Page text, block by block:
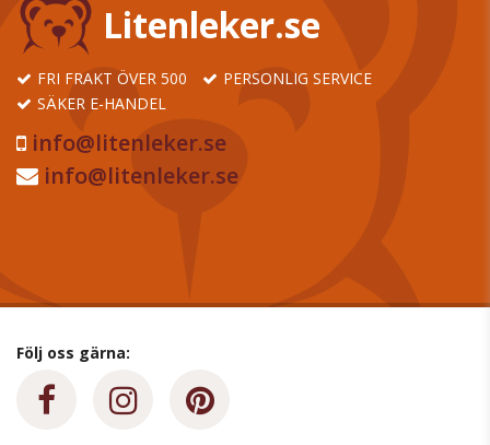
Litenleker.se
FRI FRAKT ÖVER 500
PERSONLIG SERVICE
SÄKER E-HANDEL
info@litenleker.se
info@litenleker.se
Följ oss gärna: